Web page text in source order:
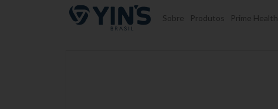
Pular para o conteúdo Sobre Produtos Prime Health